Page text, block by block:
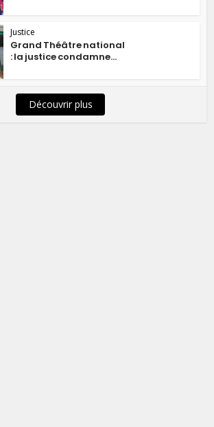
Justice
Grand Théâtre national
: la justice condamne...
Découvrir plus